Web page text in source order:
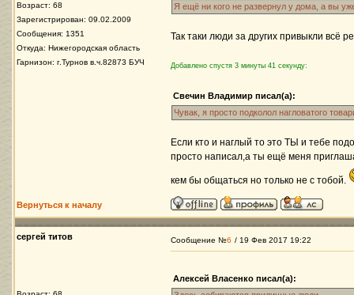
Возраст: 68
Зарегистрирован: 09.02.2009
Сообщения: 1351
Откуда: Нижегородская область
Гарнизон: г.Турнов в.ч.82873 БУЧ
Я ещё ни кого не развернул у дома, а вы
Так таки люди за других привыкли всё
Добавлено спустя 3 минуты 41 секунду:
Свечин Владимир писал(а):
Чувак, я просто подколол нагловатого
Если кто и наглый то это ТЫ и тебе
просто написал,а ты ещё меня
кем бы общаться но только не с тобой.
Вернуться к началу
сергей титов Сообщение №6 / 19 Фев 2017 19:22
Алексей Власенко писал(а):